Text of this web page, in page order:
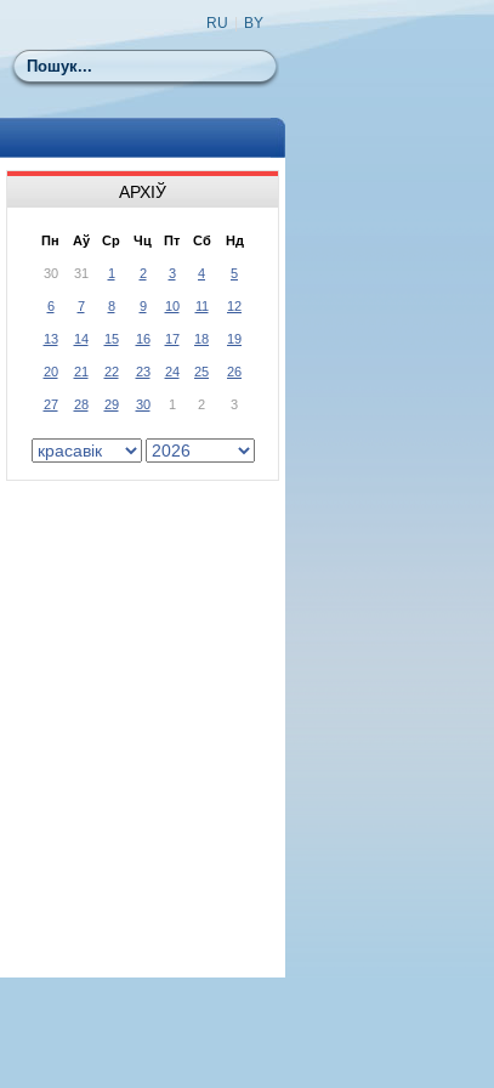
Пошук
RU BY
АРХІЎ
Пн Аў Ср Чц Пт Сб Нд
30 31 1 2 3 4 5
6 7 8 9 10 11 12
13 14 15 16 17 18 19
20 21 22 23 24 25 26
27 28 29 30 1 2 3